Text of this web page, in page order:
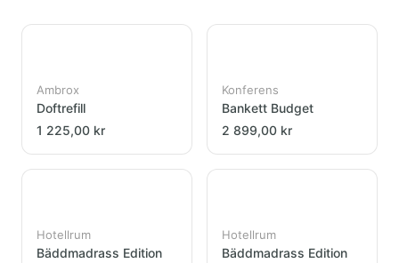
Ambrox
Doftrefill
1 225,00 kr
Konferens
Bankett Budget
2 899,00 kr
Hotellrum
Bäddmadrass Edition
Hotellrum
Bäddmadrass Edition